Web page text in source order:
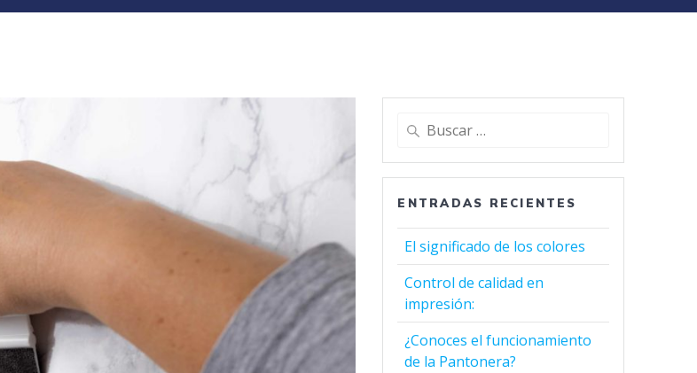
ENTRADAS RECIENTES
El significado de los colores
Control de calidad en
impresión:
¿Conoces el funcionamiento
de la Pantonera?